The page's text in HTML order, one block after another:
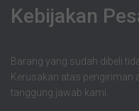
Kebijakan
Barang yang sudah dibeli
Kerusakan atas pengiriman
tanggung jawab kami.